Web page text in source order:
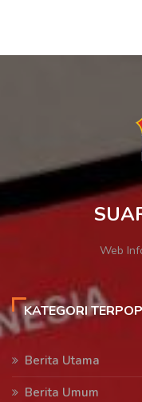
Web
KATEGORI
Berita Utama
Berita Umum